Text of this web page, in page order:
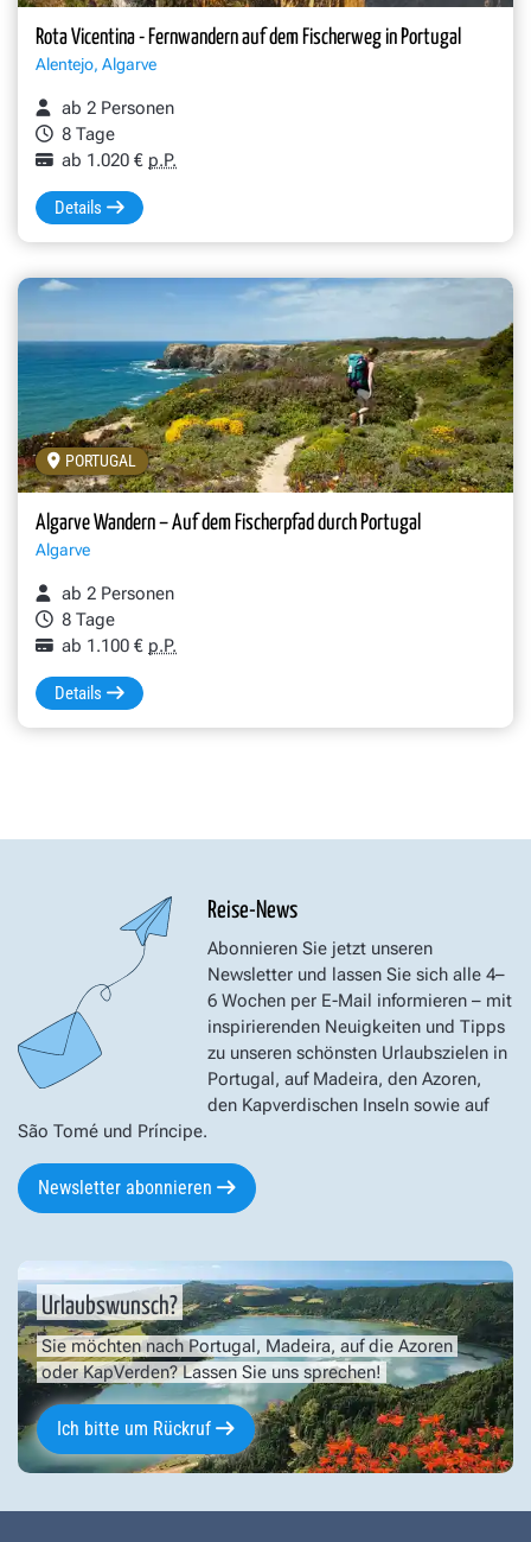
Rota Vicentina - Fernwandern auf dem Fischerweg in Portugal
Alentejo, Algarve
ab 2 Personen
8 Tage
ab 1.020 € p.P.
Details
PORTUGAL
Algarve Wandern – Auf dem Fischerpfad durch Portugal
Algarve
ab 2 Personen
8 Tage
ab 1.100 € p.P.
Details
Reise-News
Abonnieren Sie jetzt unseren
Newsletter und lassen Sie sich alle 4–
6 Wochen per E-Mail informieren – mit
inspirierenden Neuigkeiten und Tipps
zu unseren schönsten Urlaubszielen in
Portugal, auf Madeira, den Azoren,
den Kapverdischen Inseln sowie auf
São Tomé und Príncipe.
Newsletter abonnieren
Urlaubswunsch?
Sie möchten nach Portugal, Madeira, auf die Azoren
oder KapVerden? Lassen Sie uns sprechen!
Ich bitte um Rückruf